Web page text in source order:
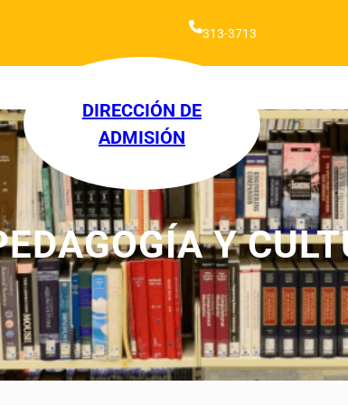
313-3713
DIRECCIÓN DE
ADMISIÓN
Y